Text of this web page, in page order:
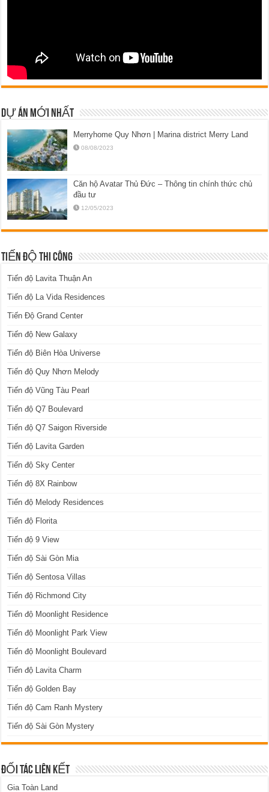
DỰ ÁN MỚI NHẤT
Merryhome Quy Nhơn | Marina district Merry Land
08/08/2023
Căn hộ Avatar Thủ Đức – Thông tin chính thức chủ
đầu tư
12/05/2023
TIẾN ĐỘ THI CÔNG
Tiến độ Lavita Thuận An
Tiến độ La Vida Residences
Tiến Độ Grand Center
Tiến độ New Galaxy
Tiến độ Biên Hòa Universe
Tiến độ Quy Nhơn Melody
Tiến độ Vũng Tàu Pearl
Tiến độ Q7 Boulevard
Tiến độ Q7 Saigon Riverside
Tiến độ Lavita Garden
Tiến độ Sky Center
Tiến độ 8X Rainbow
Tiến độ Melody Residences
Tiến độ Florita
Tiến độ 9 View
Tiến độ Sài Gòn Mia
Tiến độ Sentosa Villas
Tiến độ Richmond City
Tiến độ Moonlight Residence
Tiến độ Moonlight Park View
Tiến độ Moonlight Boulevard
Tiến độ Lavita Charm
Tiến độ Golden Bay
Tiến độ Cam Ranh Mystery
Tiến độ Sài Gòn Mystery
ĐỐI TÁC LIÊN KẾT
Gia Toàn Land